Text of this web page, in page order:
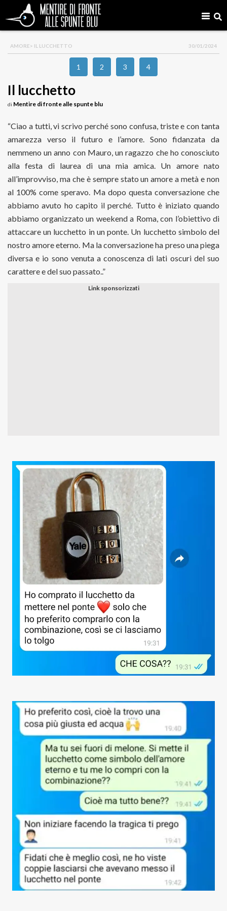
AMORE> IL LUCCHETTO 30/01/2024
1 2 3 4
Il lucchetto
di Mentire di fronte alle spunte blu
“Ciao a tutti, vi scrivo perché sono confusa, triste e con tanta
amarezza verso il futuro e l’amore. Sono fidanzata da
nemmeno un anno con Mauro, un ragazzo che ho conosciuto
alla festa di laurea di una mia amica. Un amore nato
all’improvviso, ma che è sempre stato un amore a metà e non
al 100% come speravo. Ma dopo questa conversazione che
abbiamo avuto ho capito il perché. Tutto è iniziato quando
abbiamo organizzato un weekend a Roma, con l’obiettivo di
attaccare un lucchetto in un ponte. Un lucchetto simbolo del
nostro amore eterno. Ma la conversazione ha preso una piega
diversa e io sono venuta a conoscenza di lati oscuri del suo
carattere e del suo passato..”